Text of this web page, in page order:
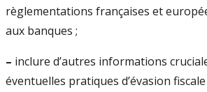
règlementations françaises et
aux banques ;
– inclure d’autres informations
éventuelles pratiques d’évasion